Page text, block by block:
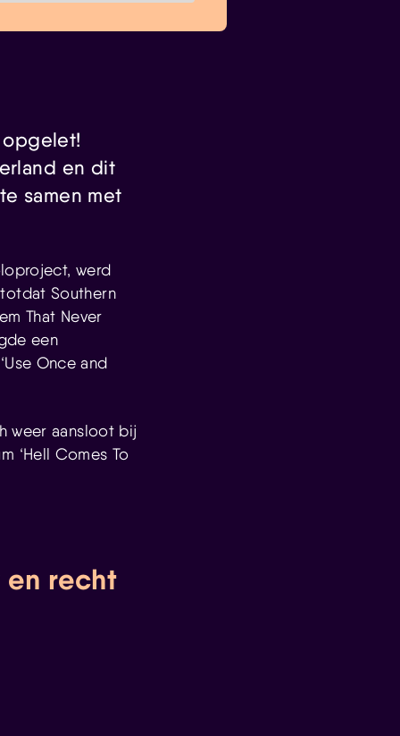
opgelet!
en dit
samen met
werd
Southern
That Never
een
Once and
weer aansloot bij
‘Hell Comes To
en recht